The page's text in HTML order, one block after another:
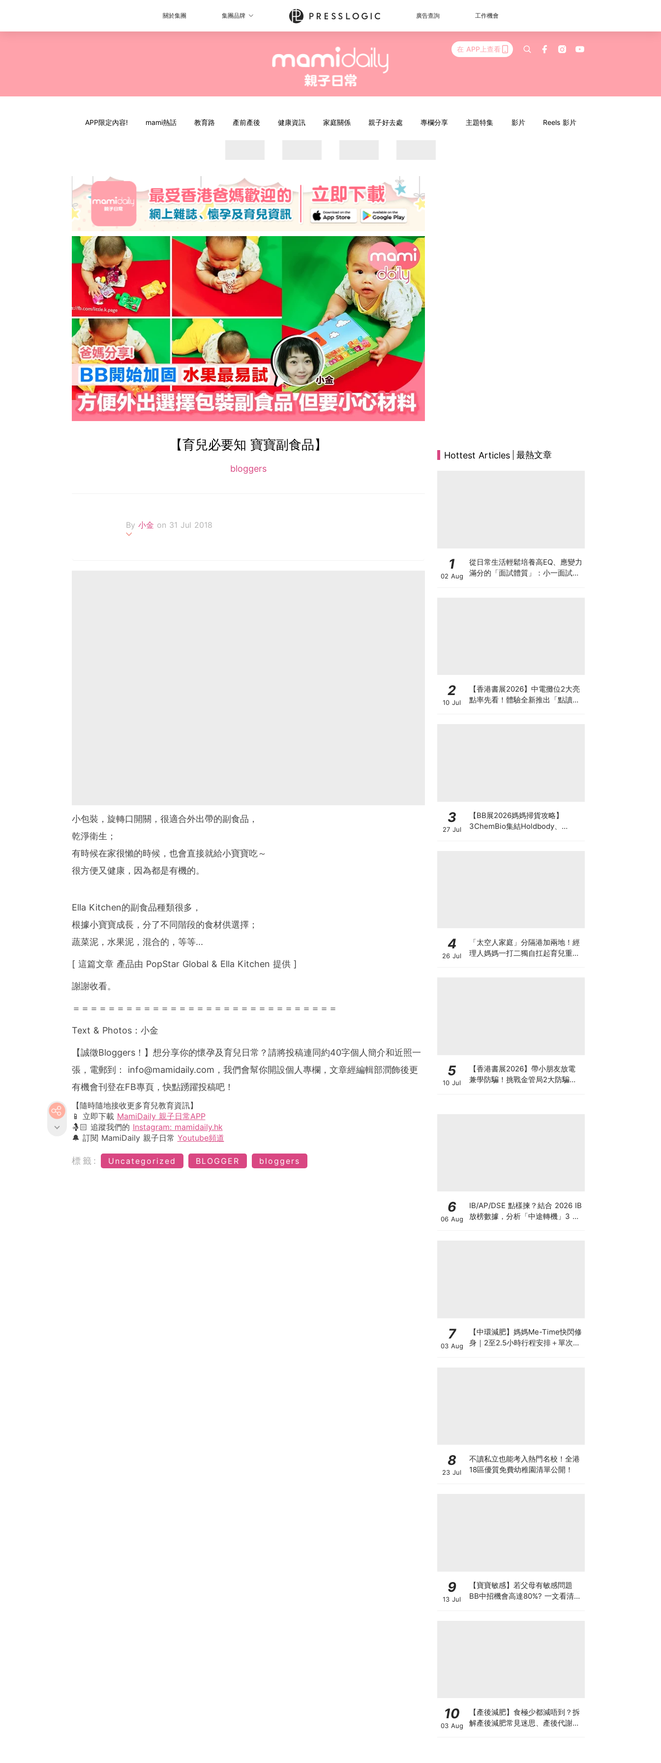
關於集團 集團品牌 廣告查詢 工作機會
在 APP上查看
APP限定內容! mami熱話 教育路 產前產後 健康資訊 家庭關係 親子好去處 專欄分享 主題特集 影片 Reels 影片
【育兒必要知 寶寶副食品】
bloggers
By 小金 on 31 Jul 2018
小包裝，旋轉口開關，很適合外出帶的副食品，
乾淨衛生；
有時候在家很懶的時候，也會直接就給小寶寶吃～
很方便又健康，因為都是有機的。
Ella Kitchen的副食品種類很多，
根據小寶寶成長，分了不同階段的食材供選擇；
蔬菜泥，水果泥，混合的，等等...
[ 這篇文章 產品由 PopStar Global & Ella Kitchen 提供 ]
謝謝收看。
＝＝＝＝＝＝＝＝＝＝＝＝＝＝＝＝＝＝＝＝＝＝＝＝＝＝＝＝＝＝
Text & Photos：小金
【誠徵Bloggers！】想分享你的懷孕及育兒日常？請將投稿連同約40字個人簡介和近照一
張，電郵到： info@mamidaily.com ，我們會幫你開設個人專欄，文章經編輯部潤飾後更
有機會刊登在FB專頁，快點踴躍投稿吧！
【隨時隨地接收更多育兒教育資訊】
📱 立即下載 MamiDaily 親子日常APP
🤱🏻 追蹤我們的 Instagram: mamidaily.hk
🔔 訂閱 MamiDaily 親子日常 Youtube頻道
標籤: Uncategorized BLOGGER bloggers
Hottest Articles 最熱文章
1
02 Aug
從日常生活輕鬆培養高EQ、應變力
滿分的「面試體質」：小一面試最
2
10 Jul
【香港書展2026】中電攤位2大亮
點率先看！體驗全新推出「點讀故
3
27 Jul
【BB展2026媽媽掃貨攻略】
3ChemBio集結Holdbody、
4
26 Jul
「太空人家庭」分隔港加兩地！經
理人媽媽一打二獨自扛起育兒重
5
10 Jul
【香港書展2026】帶小朋友放電
兼學防騙！挑戰金管局2大防騙遊
6
06 Aug
IB/AP/DSE 點樣揀？結合 2026 IB
放榜數據，分析「中途轉機」3 大
7
03 Aug
【中環減肥】媽媽Me-Time快閃修
身｜2至2.5小時行程安排＋單次收
8
23 Jul
不讀私立也能考入熱門名校！全港
18區優質免費幼稚園清單公開！
9
13 Jul
【寶寶敏感】若父母有敏感問題
BB中招機會高達80%? 一文看清預
10
03 Aug
【產後減肥】食極少都減唔到？拆
解產後減肥常見迷思、產後代謝、